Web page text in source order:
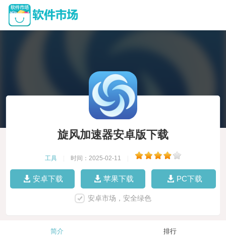
旋风加速器安卓版下载
工具 时间：2025-02-11
安卓下载 苹果下载 PC下载
安卓市场，安全绿色
简介 排行